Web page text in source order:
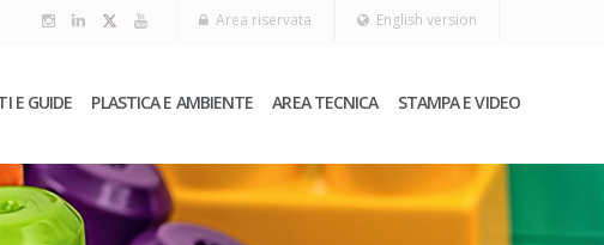
English version
Area riservata
E GUIDE PLASTICA E AMBIENTE AREA TECNICA STAMPA E VIDEO